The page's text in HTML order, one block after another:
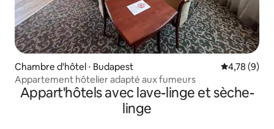
Chambre d'hôtel ⋅ Budapest Évaluation
4,78 (9)
Appartement hôtelier adapté aux fumeurs
Appart'hôtels avec lave-linge et sèche-
linge